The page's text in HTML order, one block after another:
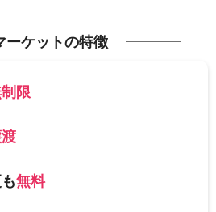
ーケットの特徴
限
無料